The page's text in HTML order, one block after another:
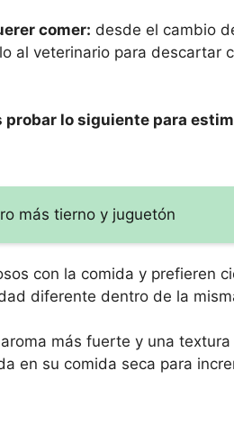
comer: desde el cambio
al veterinario para descartar
probar lo siguiente para
más tierno y juguetón
con la comida y prefieren
diferente dentro de la
más fuerte y una
en su comida seca para